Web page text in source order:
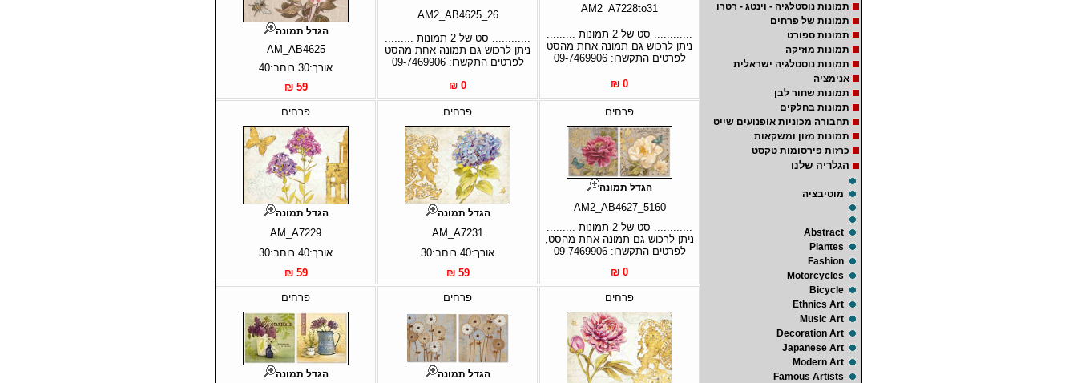
תמונות נוסטלגיה - וינטג - רטרו
תמונות של פרחים
תמונות ספורט
תמונות מוזיקה
תמונות נוסטלגיה ישראלית
אנימציה
תמונות שחור לבן
תמונות בחלקים
תחבורה מכוניות אופנועים שייט
תמונות מזון ומשקאות
כרזות פירסומות טקסט
הגלריה שלנו
מוטיבציה
Abstract
Plantes
Fashion
Motorcycles
Bicycle
Ethnics Art
Music Art
Decoration Art
Japanese Art
Modern Art
Famous Artists
AM2_A7228to31
............ סט של 2 תמונות .........
ניתן לרכוש גם תמונה אחת מהסט
לפרטים התקשרו: 09-7469906
0 ₪
AM2_AB4625_26
............ סט של 2 תמונות .........
ניתן לרכוש גם תמונה אחת מהסט
לפרטים התקשרו: 09-7469906
0 ₪
הגדל תמונה
AM_AB4625
אורך:30 רוחב:40
59 ₪
פרחים
הגדל תמונה
AM2_AB4627_5160
............ סט של 2 תמונות .........
ניתן לרכוש גם תמונה אחת מהסט,
לפרטים התקשרו: 09-7469906
0 ₪
פרחים
הגדל תמונה
AM_A7231
אורך:40 רוחב:30
59 ₪
פרחים
הגדל תמונה
AM_A7229
אורך:40 רוחב:30
59 ₪
פרחים פרחים
הגדל תמונה
פרחים
הגדל תמונה